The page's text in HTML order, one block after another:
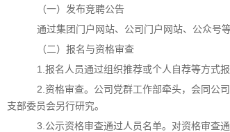
（一）发布竞聘公告
通过集团门户网站、公司门户网站、公众号
（二）报名与资格审查
1.报名人员通过组织推荐或个人自荐等方式
2.资格审查。公司党群工作部牵头，会同公
支部委员会另行研究。
3.公示资格审查通过人员名单。对资格审查